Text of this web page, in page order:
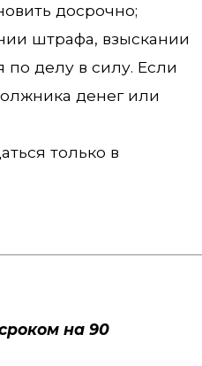
досрочно;
штрафа, взыскании
по делу в силу. Если
денег или
только в
на 90